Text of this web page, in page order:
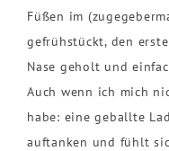
Füßen im
gefrühstückt, den
Nase geholt und
Auch wenn ich mich
habe: eine geballte
auftanken und fühlt